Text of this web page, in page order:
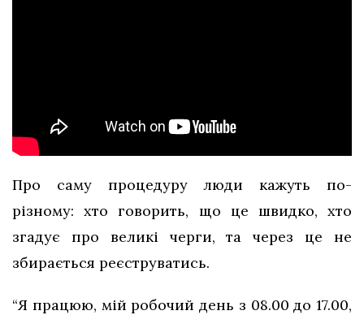
Про саму процедуру люди кажуть по-
різному: хто говорить, що це швидко, хто
згадує про великі черги, та через це не
збирається реєструватись.
“Я працюю, мій робочий день з 08.00 до 17.00,